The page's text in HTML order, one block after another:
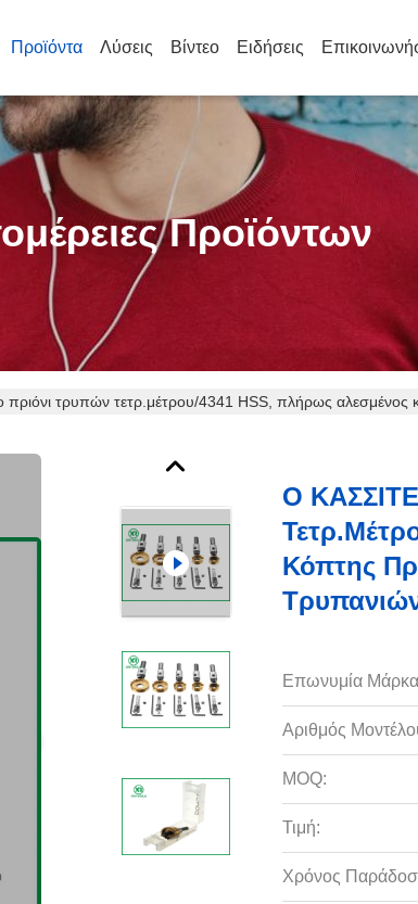
Προϊόντα Λύσεις Βίντεο Ειδήσεις
Προϊόντων
τρυπών τετρ.μέτρου/4341 HSS, πλήρως
Ο
Κόπτης
Επωνυμία
Αριθμός
MOQ:
Τιμή:
Χρόνος